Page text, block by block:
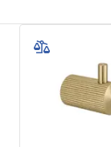
Montagewijze
Breedte